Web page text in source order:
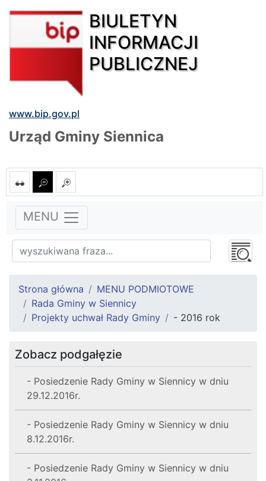
BIULETYN
INFORMACJI
PUBLICZNEJ
www.bip.gov.pl
Urząd Gminy Siennica
MENU
Strona główna
MENU PODMIOTOWE
Rada Gminy w Siennicy
Projekty uchwał Rady Gminy
- 2016 rok
Zobacz podgałęzie
- Posiedzenie Rady Gminy w Siennicy w dniu
29.12.2016r.
- Posiedzenie Rady Gminy w Siennicy w dniu
8.12.2016r.
- Posiedzenie Rady Gminy w Siennicy w dniu